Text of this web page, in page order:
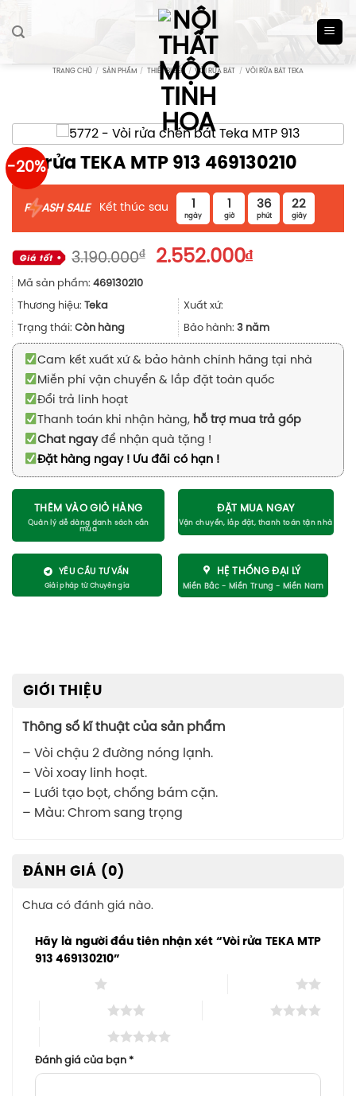
TRANG CHỦ / SẢN PHẨM / THIẾT BỊ BẾP / VÒI RỬA BÁT / VÒI RỬA BÁT TEKA
-20%
Vòi rửa TEKA MTP 913 469130210
F ASH SALE Kết thúc sau 1
ngày
1
giờ
36
phút
21
giây
3.190.000₫
Giá
3.190.000₫.
2.552.000₫Giá
2.552.000₫.
Mã sản phẩm: 469130210
Thương hiệu: Teka Xuất xứ:
Trạng thái: Còn hàng Bảo hành: 3 năm
Cam kết xuất xứ & bảo hành chính hãng tại nhà
Miễn phí vận chuyển & lắp đặt toàn quốc
Đổi trả linh hoạt
Thanh toán khi nhận hàng, hỗ trợ mua trả góp
Chat ngayđể nhận quà tặng !
Đặt hàng ngay ! Ưu đãi có hạn !
THÊM VÀO GIỎ HÀNG ĐẶT MUA NGAY
YÊU CẦU TƯ VẤN HỆ THỐNG ĐẠI LÝ
GIỚI THIỆU
Thông số kĩ thuật của sản phẩm
– Vòi chậu 2 đường nóng lạnh.
– Vòi xoay linh hoạt.
– Lưới tạo bọt, chống bám cặn.
– Màu: Chrom sang trọng
ĐÁNH GIÁ (0)
Chưa có đánh giá nào.
Hãy là người đầu tiên nhận xét “Vòi rửa TEKA MTP
913 469130210”
Đánh giá của bạn *